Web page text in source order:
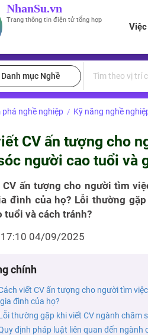
NhanSu.vn
Trang thông tin điện tử tổng hợp
dụng
đầu
Danh mục Nghề
phá nghề nghiệp / Kỹ năng nghề
CV ấn tượng cho
người cao tuổi và
CV ấn tượng cho người tìm
đình của họ? Lỗi thường
tuổi và cách tránh?
04/09/2025
chính
viết CV ấn tượng cho người tìm
đình của họ?
thường gặp khi viết CV ngành chăm
định pháp luật liên quan đến ngành